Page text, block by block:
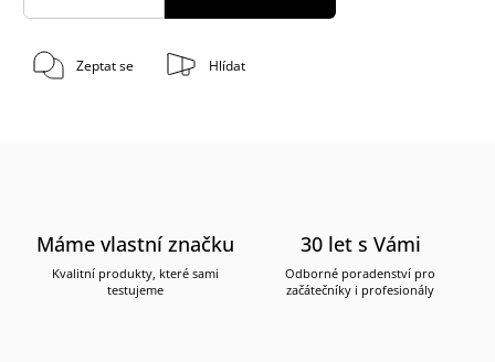
Zeptat se Hlídat
Máme vlastní značku
Kvalitní produkty, které sami
testujeme
30 let s Vámi
Odborné poradenství pro
začátečníky i profesionály